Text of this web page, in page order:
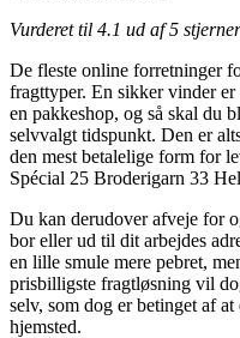
Vurderet til 4.1 ud af 5
De fleste online forretninger
fragttyper. En sikker vinder
en pakkeshop, og så skal du
selvvalgt tidspunkt. Den er
den mest betalelige form for
Spécial 25 Broderigarn 33
Du kan derudover afveje for
bor eller ud til dit arbejdes
en lille smule mere pebret,
prisbilligste fragtløsning vil
selv, som dog er betinget af
hjemsted.